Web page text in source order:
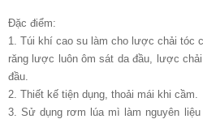
Đặc điểm:
1. Túi khí cao su làm cho lược chải tóc
răng lược luôn ôm sát da đầu, lược
đầu.
2. Thiết kế tiện dụng, thoải mái khi cầm.
3. Sử dụng rơm lúa mì làm nguyên